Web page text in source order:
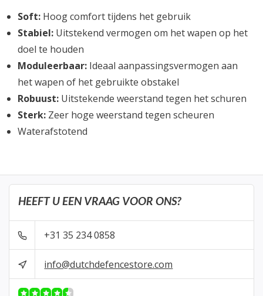
Soft: Hoog comfort tijdens het gebruik
Stabiel: Uitstekend vermogen om het wapen op het
doel te houden
Moduleerbaar: Ideaal aanpassingsvermogen aan
het wapen of het gebruikte obstakel
Robuust: Uitstekende weerstand tegen het schuren
Sterk: Zeer hoge weerstand tegen scheuren
Waterafstotend
HEEFT U EEN VRAAG VOOR ONS?
+31 35 234 0858
info@dutchdefencestore.com